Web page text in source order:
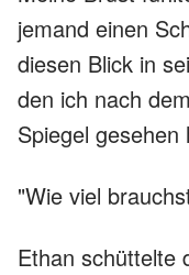
jemand einen
diesen Blick in
den ich nach
Spiegel gesehen
"Wie viel
Ethan schüttelte